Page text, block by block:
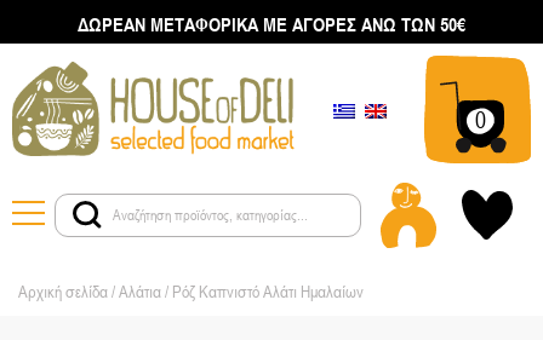
ΔΩΡΕΑΝ ΜΕΤΑΦΟΡΙΚΑ ΜΕ ΑΓΟΡΕΣ ΑΝΩ ΤΩΝ 50€
0
Αρχική σελίδα/Αλάτια/ Ρόζ Καπνιστό Αλάτι Ημαλαίων